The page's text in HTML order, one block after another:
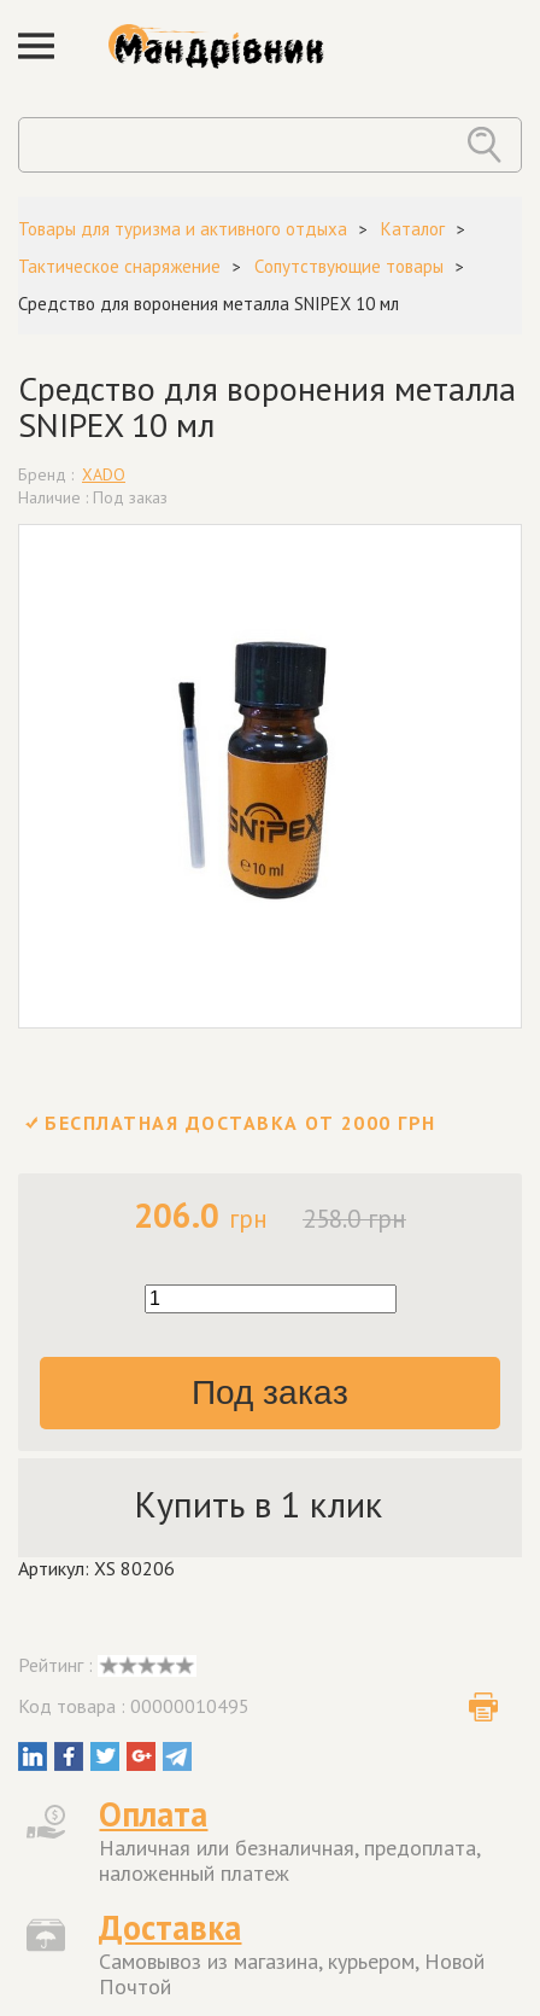
Товары для туризма и активного отдыха
Каталог
Тактическое снаряжение
Cопутствующие товары
Средство для воронения металла SNIPEX 10 мл
Средство для воронения металла
SNIPEX 10 мл
Бренд : XADO
Наличие : Под заказ
БЕСПЛАТНАЯ ДОСТАВКА ОТ 2000 ГРН
206.0 грн 258.0 грн
Под заказ
Купить в 1 клик
Артикул: XS 80206
Рейтинг :
Код товара : 00000010495
Оплата
Наличная или безналичная, предоплата,
наложенный платеж
Доставка
Самовывоз из магазина, курьером, Новой
Почтой